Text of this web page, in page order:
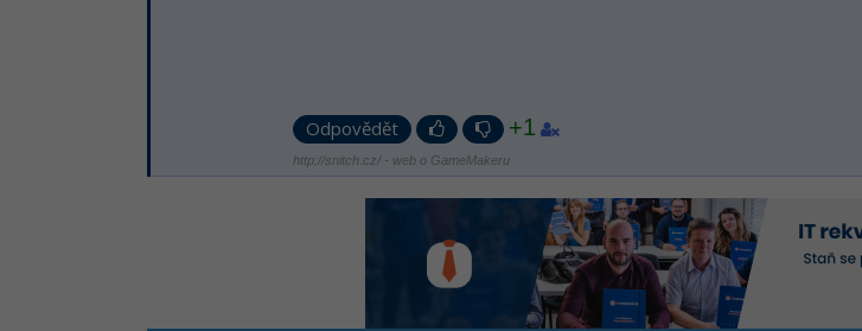
Odpovědět +1
http://snitch.cz/ - web o GameMakeru